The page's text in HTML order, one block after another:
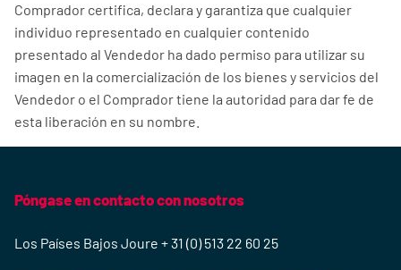
Comprador certifica, declara y garantiza que cualquier
individuo representado en cualquier contenido
presentado al Vendedor ha dado permiso para utilizar su
imagen en la comercialización de los bienes y servicios del
Vendedor o el Comprador tiene la autoridad para dar fe de
esta liberación en su nombre.
Póngase en contacto con nosotros
Los Países Bajos Joure + 31 (0) 513 22 60 25